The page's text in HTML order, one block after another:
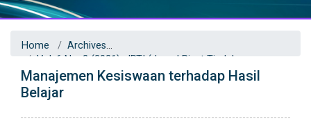
Home
Archives
Vol. 6 No. 2 (2021): JRTI (Jurnal Riset Tindakan
Indonesia)
Articles
Manajemen Kesiswaan terhadap Hasil
Belajar